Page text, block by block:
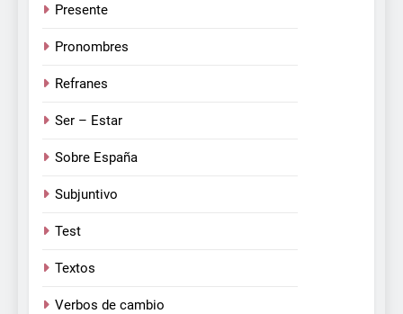
Presente
Pronombres
Refranes
Ser – Estar
Sobre España
Subjuntivo
Test
Textos
Verbos de cambio